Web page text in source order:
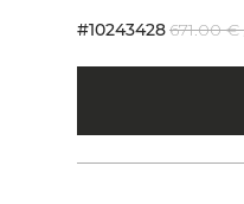
#10243428671.00